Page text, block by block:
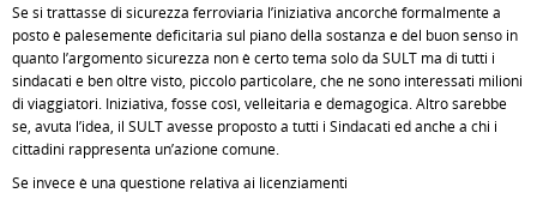
Se si trattasse di sicurezza ferroviaria l’iniziativa ancorché formalmente a
posto è palesemente deficitaria sul piano della sostanza e del buon senso in
quanto l’argomento sicurezza non è certo tema solo da SULT ma di tutti i
sindacati e ben oltre visto, piccolo particolare, che ne sono interessati milioni
di viaggiatori. Iniziativa, fosse così, velleitaria e demagogica. Altro sarebbe
se, avuta l’idea, il SULT avesse proposto a tutti i Sindacati ed anche a chi i
cittadini rappresenta un’azione comune.
Se invece è una questione relativa ai licenziamenti